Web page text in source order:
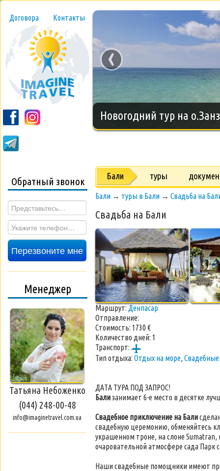
Договора Контакты
Новогодний тур на
‹
Обратный звонок
Перезвоните мне
Менеджер
Татьяна Небоженко
(044) 248-00-48
info@imaginetravel.com.ua
Бали туры
Бали → туры в Бали → Свадьба на
Свадьба на Бали
Маршрут: Денпасар
Отправление:
Стоимость: 1730 €
Количество дней: 1
Транспорт:
Тип отдыха: Отдых на море,
ДАТА ТУРА ПОД ЗАПРОС!
Бализанимает 6-е место в десятке
Свадебное приключение на Бали
свадебную церемонию, обменяйтесь
украшенном троне, на слоне
очаровательной атмосфере сада Парк
Наши свадебные помощники имеют